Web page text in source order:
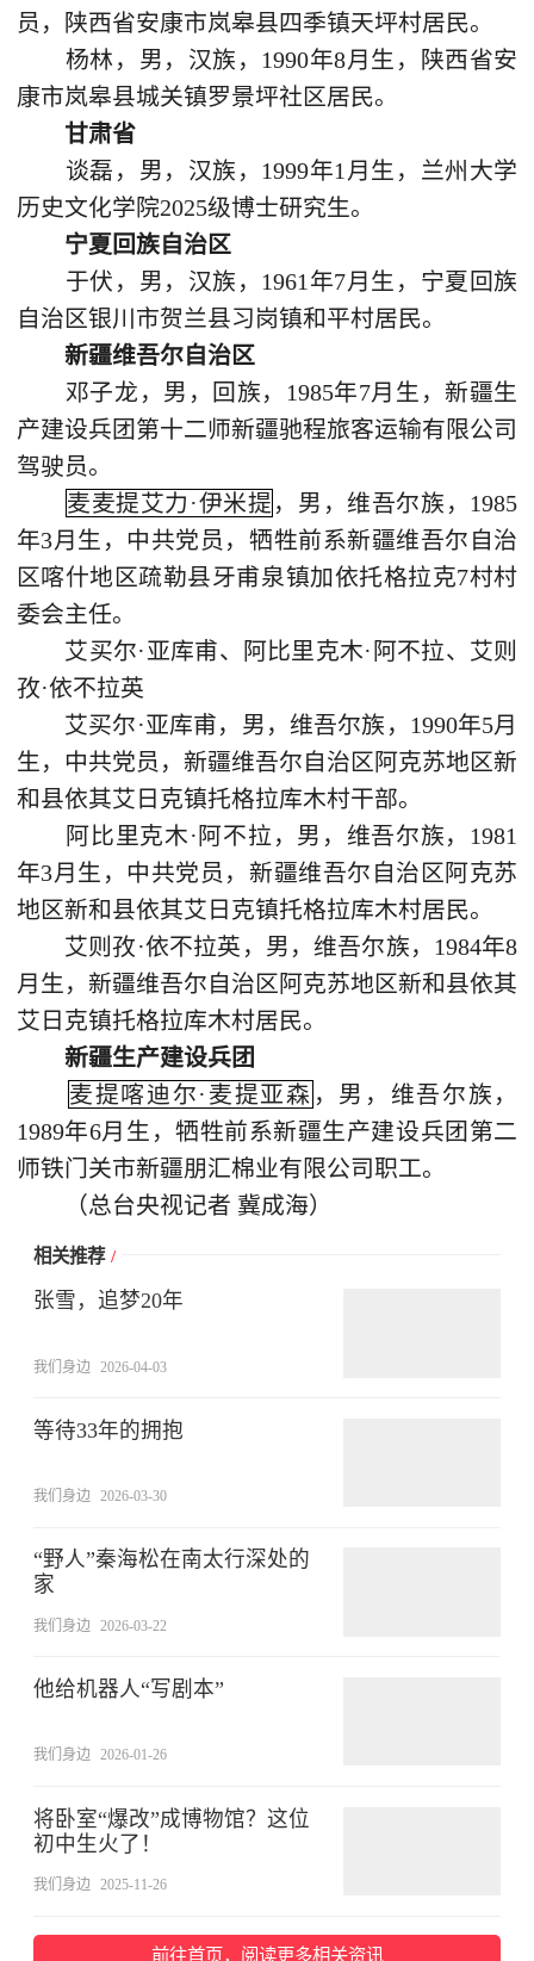
员，陕西省安康市岚皋县四季镇天坪村居民。
杨林，男，汉族，1990年8月生，陕西省安
康市岚皋县城关镇罗景坪社区居民。
甘肃省
谈磊，男，汉族，1999年1月生，兰州大学
历史文化学院2025级博士研究生。
宁夏回族自治区
于伏，男，汉族，1961年7月生，宁夏回族
自治区银川市贺兰县习岗镇和平村居民。
新疆维吾尔自治区
邓子龙，男，回族，1985年7月生，新疆生
产建设兵团第十二师新疆驰程旅客运输有限公司
驾驶员。
麦麦提艾力·伊米提 ，男，维吾尔族，1985
年3月生，中共党员，牺牲前系新疆维吾尔自治
区喀什地区疏勒县牙甫泉镇加依托格拉克7村村
委会主任。
艾买尔·亚库甫、阿比里克木·阿不拉、艾则
孜·依不拉英
艾买尔·亚库甫，男，维吾尔族，1990年5月
生，中共党员，新疆维吾尔自治区阿克苏地区新
和县依其艾日克镇托格拉库木村干部。
阿比里克木·阿不拉，男，维吾尔族，1981
年3月生，中共党员，新疆维吾尔自治区阿克苏
地区新和县依其艾日克镇托格拉库木村居民。
艾则孜·依不拉英，男，维吾尔族，1984年8
月生，新疆维吾尔自治区阿克苏地区新和县依其
艾日克镇托格拉库木村居民。
新疆生产建设兵团
麦提喀迪尔·麦提亚森 ，男，维吾尔族，
1989年6月生，牺牲前系新疆生产建设兵团第二
师铁门关市新疆朋汇棉业有限公司职工。
（总台央视记者 冀成海）
相关推荐 /
张雪，追梦20年
我们身边 2026-04-03
等待33年的拥抱
我们身边 2026-03-30
“野人”秦海松在南太行深处的
家
我们身边 2026-03-22
他给机器人“写剧本”
我们身边 2026-01-26
将卧室“爆改”成博物馆？这位
初中生火了！
我们身边 2025-11-26
前往首页，阅读更多相关资讯